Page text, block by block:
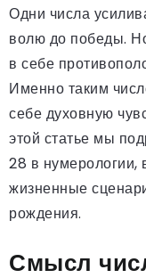
Одни числа
волю до победы.
в себе
Именно таким
себе духовную
этой статье мы
28 в нумерологии,
жизненные
рождения.
Смысл